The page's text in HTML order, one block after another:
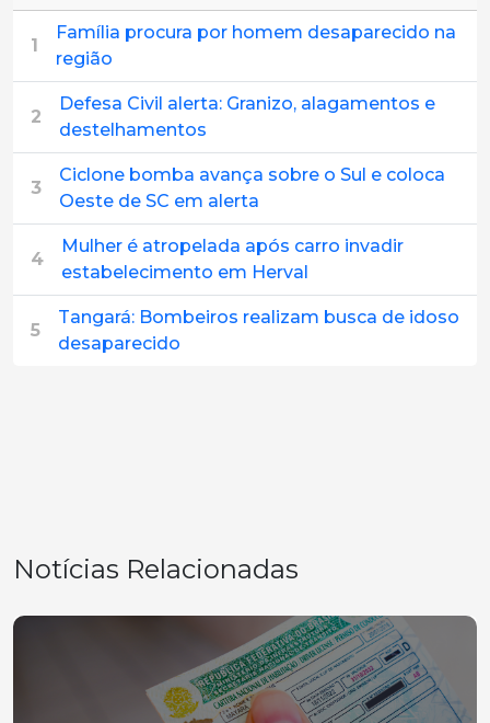
1
Família procura por homem desaparecido na
região
2
Defesa Civil alerta: Granizo, alagamentos e
destelhamentos
3
Ciclone bomba avança sobre o Sul e coloca
Oeste de SC em alerta
4
Mulher é atropelada após carro invadir
estabelecimento em Herval
5
Tangará: Bombeiros realizam busca de idoso
desaparecido
Notícias Relacionadas